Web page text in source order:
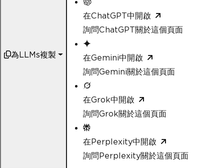
為LLMs複製
在ChatGPT中開啟
詢問ChatGPT關於這個頁面
在Gemini中開啟
詢問Gemini關於這個頁面
在Grok中開啟
詢問Grok關於這個頁面
在Perplexity中開啟
詢問Perplexity關於這個頁面